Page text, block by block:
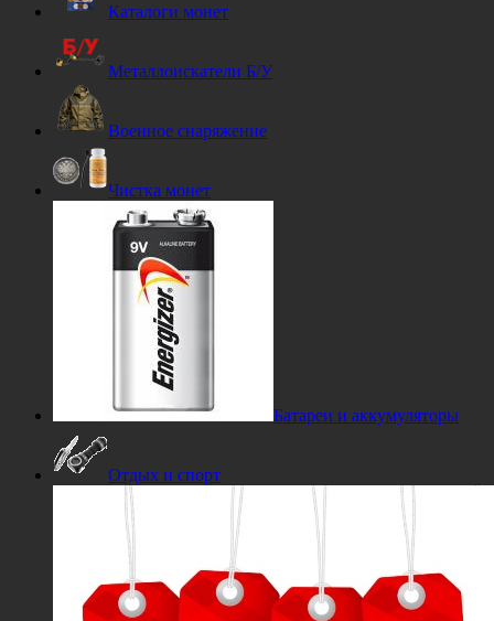
Каталоги монет
Металлоискатели Б/У
Военное снаряжение
Чистка монет
Батареи и аккумуляторы
Отдых и спорт